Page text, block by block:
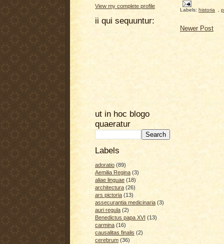
View my complete profile
ii qui sequuntur:
ut in hoc blogo
quaeratur
Labels
adoratio (89)
Aemilia Regina (3)
aliae linguae (18)
architectura (26)
ars pictoria (13)
assecurantia medicinaria (3)
auri regula (2)
Benedictus papa XVI (13)
carmina (16)
causalitas finalis (2)
cerebrum (36)
Labels: historia
Newer Post